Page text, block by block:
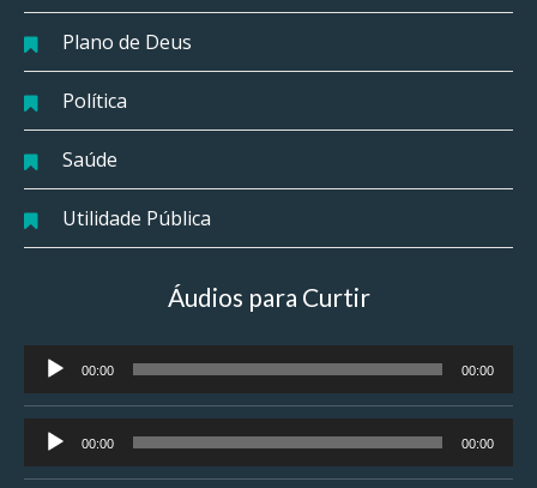
Plano de Deus
Política
Saúde
Utilidade Pública
Áudios para Curtir
Tocador
de
áudio
00:00 00:00
Tocador
de
00:00 00:00